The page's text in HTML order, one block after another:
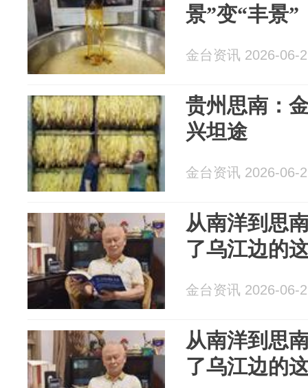
景”变“丰景”
金台资讯 2026-06-
贵州思南：
兴坦途
金台资讯 2026-06-
从南洋到思
了乌江边的
金台资讯 2026-06-
从南洋到思
了乌江边的